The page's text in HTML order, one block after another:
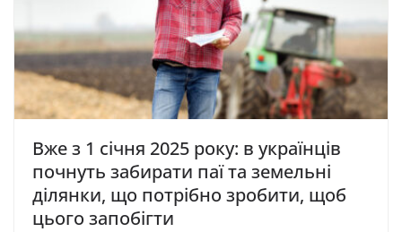
Вже з 1 січня 2025 року: в українців
почнуть забирати паї та земельні
ділянки, що потрібно зробити, щоб
цього запобігти